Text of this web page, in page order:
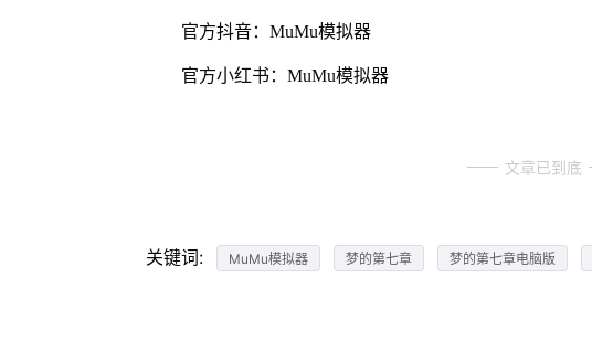
官方抖音：MuMu模拟器
官方小红书：MuMu模拟器
文章已到底
关键词: MuMu模拟器 梦的第七章 梦的第七章电脑版